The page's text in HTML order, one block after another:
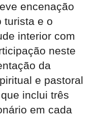
encenação
turista e o
interior com
neste
da
e pastoral
inclui três
em cada